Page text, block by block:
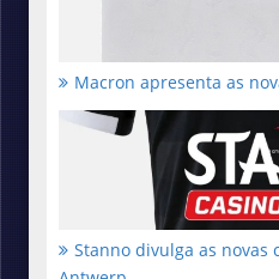
Macron apresenta as
Stanno divulga as novas